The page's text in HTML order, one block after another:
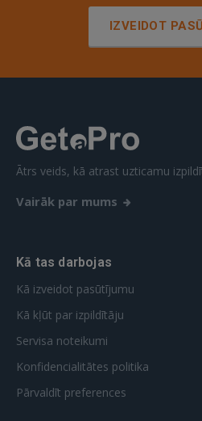
IZVEIDOT
Ātrs veids, kā atrast uzticamu
Vairāk par mums
Kā tas darbojas
Kā izveidot pasūtījumu
Kā kļūt par izpildītāju
Servisa noteikumi
Konfidencialitātes politika
Pārvaldīt preferences